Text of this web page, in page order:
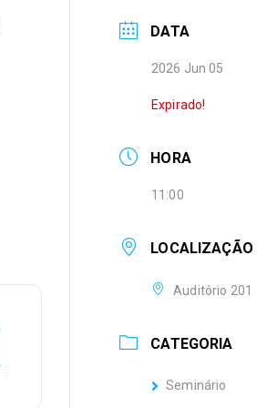
DATA
2026 Jun 05
Expirado!
HORA
11:00
LOCALIZAÇÃO
Auditório 201
CATEGORIA
Seminário